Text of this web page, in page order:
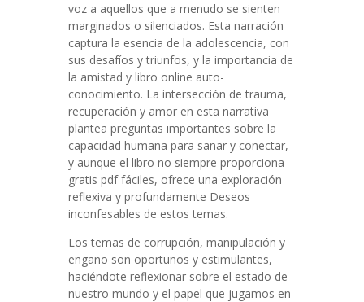
voz a aquellos que a menudo se sienten
marginados o silenciados. Esta narración
captura la esencia de la adolescencia, con
sus desafíos y triunfos, y la importancia de
la amistad y libro online​ auto-
conocimiento. La intersección de trauma,
recuperación y amor en esta narrativa
plantea preguntas importantes sobre la
capacidad humana para sanar y conectar,
y aunque el libro no siempre proporciona
gratis pdf fáciles, ofrece una exploración
reflexiva y profundamente Deseos
inconfesables de estos temas.
Los temas de corrupción, manipulación y
engaño son oportunos y estimulantes,
haciéndote reflexionar sobre el estado de
nuestro mundo y el papel que jugamos en